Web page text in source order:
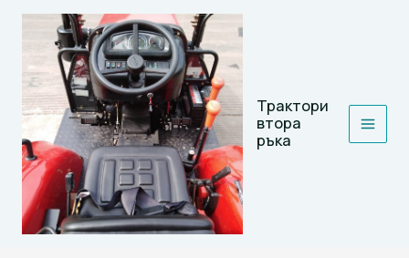
Skip
Трактори
втора
ръка